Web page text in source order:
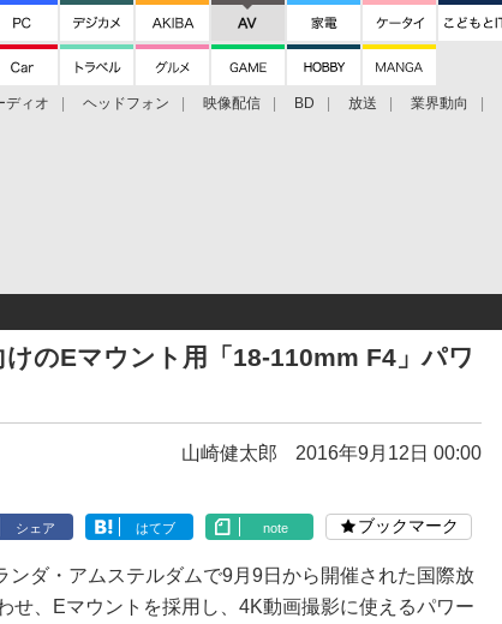
ディオ ヘッドフォン 映像配信 BD 放送 業界動向
のEマウント用「18-110mm F4」パワ
山崎健太郎 2016年9月12日 00:00
シェア はてブ note ブックマーク
ダ・アムステルダムで9月9日から開催された国際放
せ、Eマウントを採用し、4K動画撮影に使えるパワー